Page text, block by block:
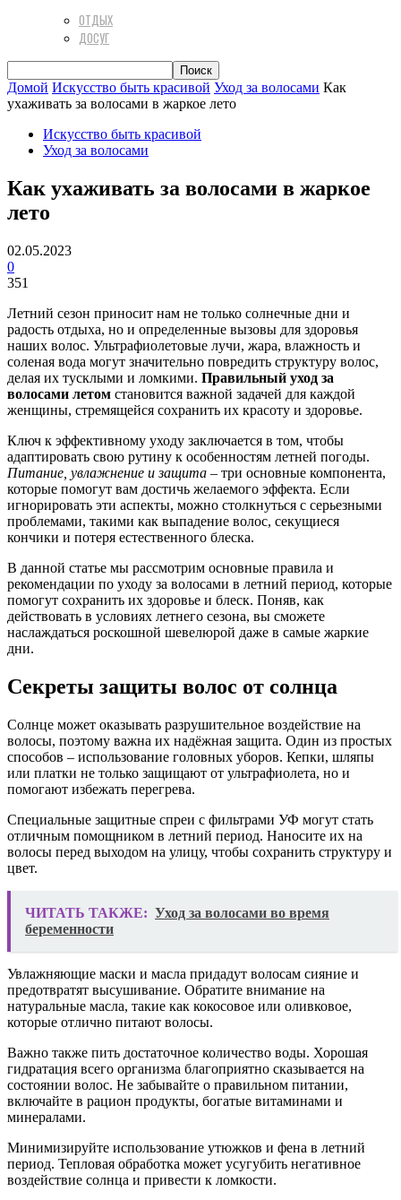
ОТДЫХ
ДОСУГ
Домой Искусство быть красивой Уход за волосами Как
ухаживать за волосами в жаркое лето
Искусство быть красивой
Уход за волосами
Как ухаживать за волосами в жаркое
лето
02.05.2023
0
351
Летний сезон приносит нам не только солнечные дни и
радость отдыха, но и определенные вызовы для здоровья
наших волос. Ультрафиолетовые лучи, жара, влажность и
соленая вода могут значительно повредить структуру волос,
делая их тусклыми и ломкими. Правильный уход за
волосами летом становится важной задачей для каждой
женщины, стремящейся сохранить их красоту и здоровье.
Ключ к эффективному уходу заключается в том, чтобы
адаптировать свою рутину к особенностям летней погоды.
Питание, увлажнение и защита – три основные компонента,
которые помогут вам достичь желаемого эффекта. Если
игнорировать эти аспекты, можно столкнуться с серьезными
проблемами, такими как выпадение волос, секущиеся
кончики и потеря естественного блеска.
В данной статье мы рассмотрим основные правила и
рекомендации по уходу за волосами в летний период, которые
помогут сохранить их здоровье и блеск. Поняв, как
действовать в условиях летнего сезона, вы сможете
наслаждаться роскошной шевелюрой даже в самые жаркие
дни.
Секреты защиты волос от солнца
Солнце может оказывать разрушительное воздействие на
волосы, поэтому важна их надёжная защита. Один из простых
способов – использование головных уборов. Кепки, шляпы
или платки не только защищают от ультрафиолета, но и
помогают избежать перегрева.
Специальные защитные спреи с фильтрами УФ могут стать
отличным помощником в летний период. Наносите их на
волосы перед выходом на улицу, чтобы сохранить структуру и
цвет.
ЧИТАТЬ ТАКЖЕ: Уход за волосами во время
беременности
Увлажняющие маски и масла придадут волосам сияние и
предотвратят высушивание. Обратите внимание на
натуральные масла, такие как кокосовое или оливковое,
которые отлично питают волосы.
Важно также пить достаточное количество воды. Хорошая
гидратация всего организма благоприятно сказывается на
состоянии волос. Не забывайте о правильном питании,
включайте в рацион продукты, богатые витаминами и
минералами.
Минимизируйте использование утюжков и фена в летний
период. Тепловая обработка может усугубить негативное
воздействие солнца и привести к ломкости.